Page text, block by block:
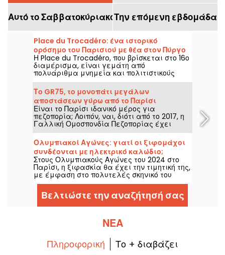
Αυτό το ΣαββατοκύριακοΤην επόμενη εβδομάδα
Place du Trocadéro: ένα ιστορικό
ορόσημο του Παρισιού με θέα στον Πύργο
του Άιφελ
Η Place du Trocadéro, που βρίσκεται στο 16ο
διαμέρισμα, είναι γεμάτη από
πολυάριθμα μνημεία και πολιτιστικούς
χώρους. Προσελκύει τουρίστες και
Παριζιάνους που ζουν για πάντα χάρη στην
ασυναγώνιστη θέα του Πύργου του Άιφελ.
Το GR75, το μονοπάτι μεγάλων
αποστάσεων γύρω από το Παρίσι
Είναι το Παρίσι ιδανικό μέρος για
πεζοπορία; Λοιπόν, ναι, διότι από το 2017, η
Γαλλική Ομοσπονδία Πεζοπορίας έχει
ανοίξει μια πλήρως σηματοδοτημένη
διαδρομή γύρω από το Παρίσι για όλους
τους λάτρεις του περπατήματος.
Ολυμπιακοί Αγώνες: γιατί οι ξιφομάχοι
συνδέονται με ηλεκτρικό καλώδιο;
Στους Ολυμπιακούς Αγώνες του 2024 στο
Παρίσι, η ξιφασκία θα έχει την τιμητική της,
με έμφαση στο πολυτελές σκηνικό του
Grand Palais. Και αν αναρωτιέστε γιατί οι
ξιφομάχοι είναι συνδεδεμένοι με
ηλεκτρικά καλώδια, τα καλά νέα είναι ότι
μπορούμε να σας τα εξηγήσουμε όλα!
Βελτιώστε την αναζήτησή σας
ΝΈΑ
Πληροφορική Το + διαβάζει